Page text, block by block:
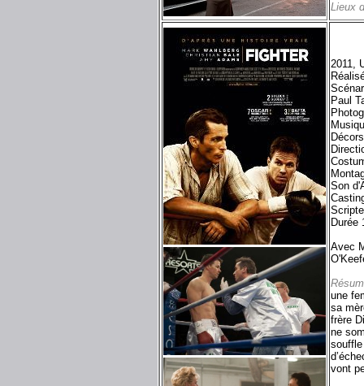
Lieux
2011,
Paul
Son
Durée
Avec
une
sa
frère
ne
vont